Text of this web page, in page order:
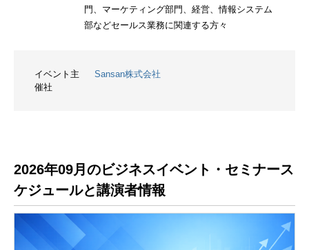
門、マーケティング部門、経営、情報システム
部などセールス業務に関連する方々
イベント主
催社
Sansan株式会社
2026年09月のビジネスイベント・セミナース
ケジュールと講演者情報